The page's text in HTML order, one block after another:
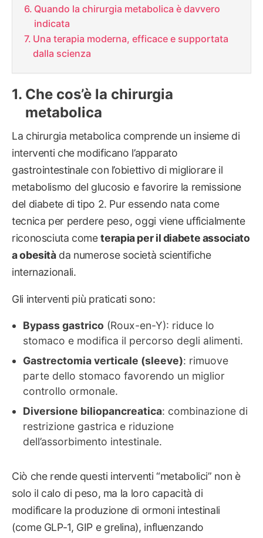
Quando la chirurgia metabolica è davvero
indicata
Una terapia moderna, efficace e supportata
dalla scienza
Che cos’è la chirurgia
metabolica
La chirurgia metabolica comprende un insieme di
interventi che modificano l’apparato
gastrointestinale con l’obiettivo di migliorare il
metabolismo del glucosio e favorire la remissione
del diabete di tipo 2. Pur essendo nata come
tecnica per perdere peso, oggi viene ufficialmente
riconosciuta cometerapia per il diabete associato
a obesitàda numerose società scientifiche
internazionali.
Gli interventi più praticati sono:
Bypass gastrico (Roux-en-Y): riduce lo
stomaco e modifica il percorso degli alimenti.
Gastrectomia verticale (sleeve): rimuove
parte dello stomaco favorendo un miglior
controllo ormonale.
Diversione biliopancreatica: combinazione di
restrizione gastrica e riduzione
dell’assorbimento intestinale.
Ciò che rende questi interventi “metabolici” non è
solo il calo di peso, ma la loro capacità di
modificare la produzione di ormoni intestinali
(come GLP-1, GIP e grelina), influenzando